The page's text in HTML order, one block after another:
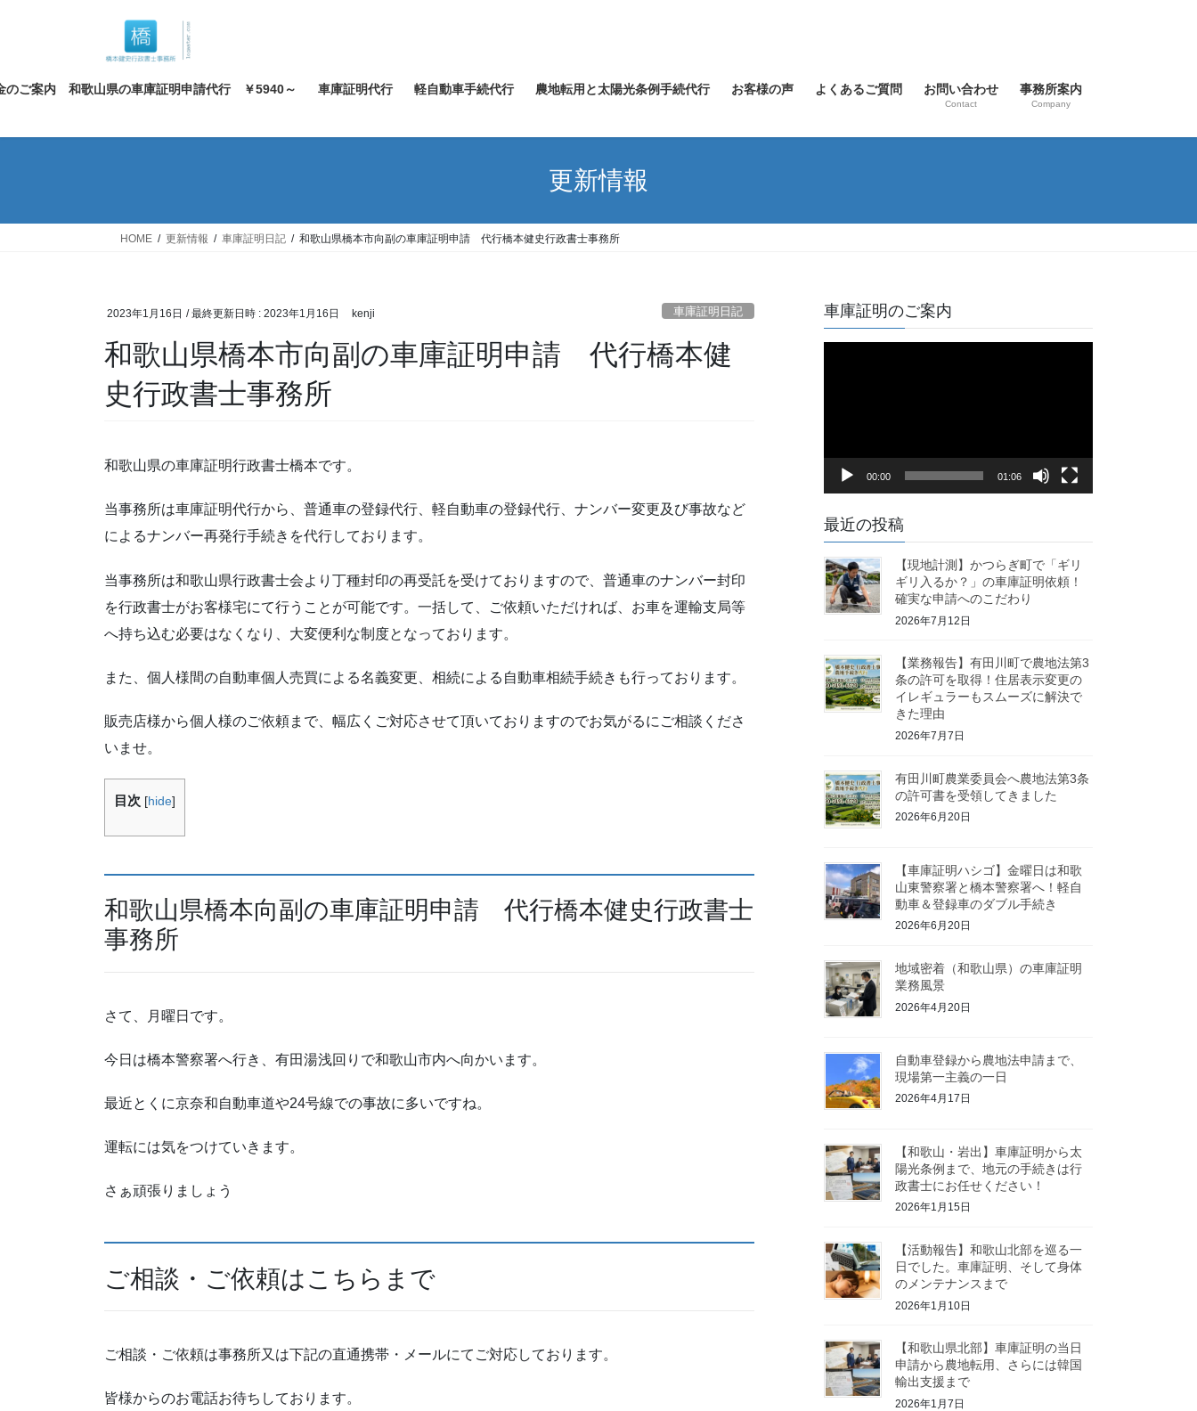
ツ
ス
シ
ン
のご案内 和歌山県の車庫証明申請代行 ￥5940～ 車庫証明代行 軽自動車手続代行 農地転用と太陽光条例手続代行 お客様の声 よくあるご質問 お問い合わせ
Contact
事務所案内
Company
更新情報
HOME 更新情報 車庫証明日記 和歌山県橋本市向副の車庫証明申請 代行橋本健史行政書士事務所
2023年1月16日 / 最終更新日時 : 2023年1月16日 kenji 車庫証明日記
和歌山県橋本市向副の車庫証明申請 代行橋本健
史行政書士事務所
和歌山県の車庫証明行政書士橋本です。
当事務所は車庫証明代行から、普通車の登録代行、軽自動車の登録代行、ナンバー変更及び事故など
によるナンバー再発行手続きを代行しております。
当事務所は和歌山県行政書士会より丁種封印の再受託を受けておりますので、普通車のナンバー封印
を行政書士がお客様宅にて行うことが可能です。一括して、ご依頼いただければ、お車を運輸支局等
へ持ち込む必要はなくなり、大変便利な制度となっております。
また、個人様間の自動車個人売買による名義変更、相続による自動車相続手続きも行っております。
販売店様から個人様のご依頼まで、幅広くご対応させて頂いておりますのでお気がるにご相談くださ
いませ。
目次 [hide]
和歌山県橋本向副の車庫証明申請 代行橋本健史行政書士
事務所
さて、月曜日です。
今日は橋本警察署へ行き、有田湯浅回りで和歌山市内へ向かいます。
最近とくに京奈和自動車道や24号線での事故に多いですね。
運転には気をつけていきます。
さぁ頑張りましょう
ご相談・ご依頼はこちらまで
ご相談・ご依頼は事務所又は下記の直通携帯・メールにてご対応しております。
皆様からのお電話お待ちしております。
車庫証明のご案内
ヤ
00:00 01:06
最近の投稿
【現地計測】かつらぎ町で「ギリ
ギリ入るか？」の車庫証明依頼！
確実な申請へのこだわり
2026年7月12日
【業務報告】有田川町で農地法第3
条の許可を取得！住居表示変更の
イレギュラーもスムーズに解決で
きた理由
2026年7月7日
有田川町農業委員会へ農地法第3条
の許可書を受領してきました
2026年6月20日
【車庫証明ハシゴ】金曜日は和歌
山東警察署と橋本警察署へ！軽自
動車＆登録車のダブル手続き
2026年6月20日
地域密着（和歌山県）の車庫証明
業務風景
2026年4月20日
自動車登録から農地法申請まで、
現場第一主義の一日
2026年4月17日
【和歌山・岩出】車庫証明から太
陽光条例まで、地元の手続きは行
政書士にお任せください！
2026年1月15日
【活動報告】和歌山北部を巡る一
日でした。車庫証明、そして身体
のメンテナンスまで
2026年1月10日
【和歌山県北部】車庫証明の当日
申請から農地転用、さらには韓国
輸出支援まで
2026年1月7日